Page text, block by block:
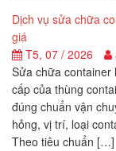
Dịch vụ sửa chữa
giá
T5, 07 / 2026
Sửa chữa container
cấp của thùng
đúng chuẩn vận
hỏng, vị trí, loại
Theo tiêu chuẩn […]